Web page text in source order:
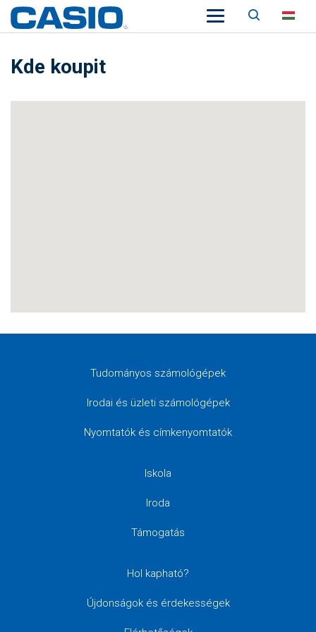
Keresés
Kde koupit
Tudományos számológépek
Irodai és üzleti számológépek
Nyomtatók és címkenyomtatók
Iskola
Iroda
Támogatás
Hol kapható?
Újdonságok és érdekességek